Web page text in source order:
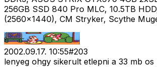
256GB SSD 840 Pro MLC, 10.5TB
(2560x1440), CM Stryker, Scythe
2002.09.17. 10:55#203
lenyeg ohgy sikerult etlepni a 33 mb